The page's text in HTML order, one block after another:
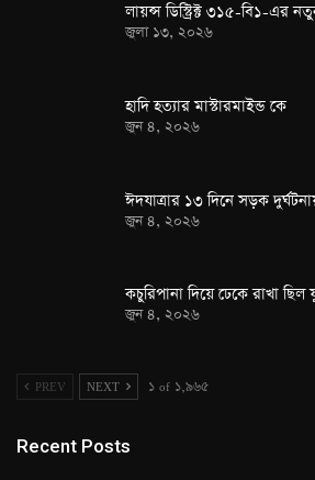
লায়ন্স ডিস্ট্রিক্ট ৩১৫-বি১-এর
জুলা ১৩, ২০২৬
হাদি হত্যার মাস্টারমাইন্ড কে
জুন ৪, ২০২৬
ঈদযাত্রার ১৩ দিনে সড়ক
জুন ৪, ২০২৬
কচুরিপানা দিয়ে ঢেকে রাখা
জুন ৪, ২০২৬
PREV NEXT ১ of ১,৯৬৫
Recent Posts